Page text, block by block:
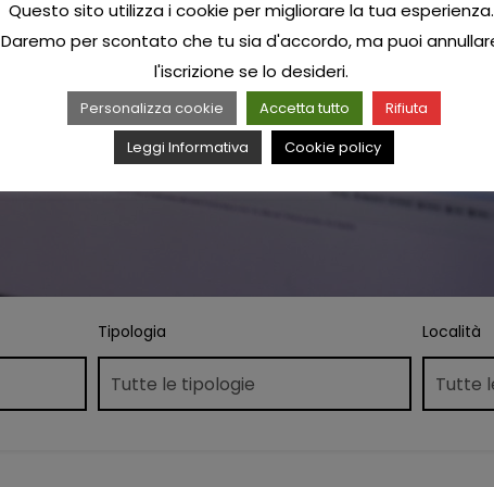
Tipologia Località
Questo sito utilizza i cookie per migliorare la tua esperienza.
Daremo per scontato che tu sia d'accordo, ma puoi
l'iscrizione se lo desideri.
Personalizza cookie Accetta tutto
Rifiuta
Leggi Informativa
Cookie policy